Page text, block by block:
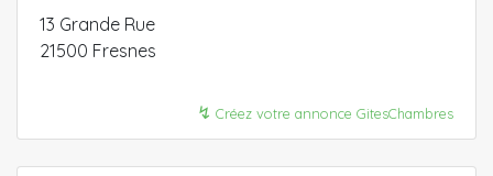
13 Grande Rue
21500 Fresnes
↯ Créez votre annonce GitesChambres